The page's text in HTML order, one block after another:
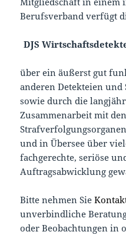
Berufsverband verfügt
DJS
über ein äußerst gut
anderen Detekteien
sowie durch die
Zusammenarbeit mit
und in Übersee über
fachgerechte, seriöse
Auftragsabwicklung
Bitte nehmen Sie
unverbindliche
oder Beobachtungen in